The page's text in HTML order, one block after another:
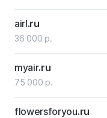
airl.ru
36 000 р.
myair.ru
75 000 р.
flowersforyou.ru